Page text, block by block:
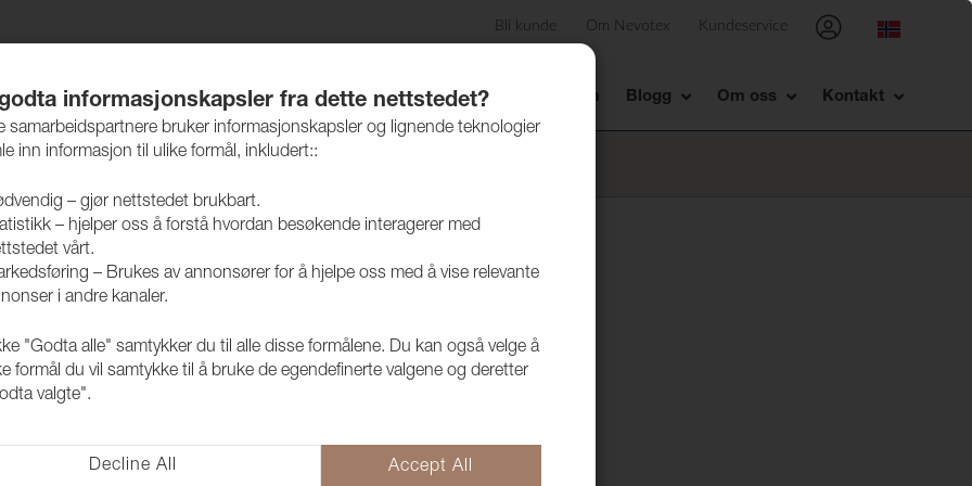
Bli kunde Om Nevotex Kundeservice
Produkter Vedlikehold Bærekraft Case Showrom Blogg Om oss Kontakt
& reparasjon
informasjonskapsler fra dette nettstedet?
samarbeidspartnere bruker informasjonskapsler og lignende teknologier
inn informasjon til ulike formål, inkludert::
– gjør nettstedet brukbart.
– hjelper oss å forstå hvordan besøkende interagerer med
vårt.
– Brukes av annonsører for å hjelpe oss med å vise relevante
i andre kanaler.
"Godta alle" samtykker du til alle disse formålene. Du kan også velge å
formål du vil samtykke til å bruke de egendefinerte valgene og deretter
valgte".
Decline All Accept All